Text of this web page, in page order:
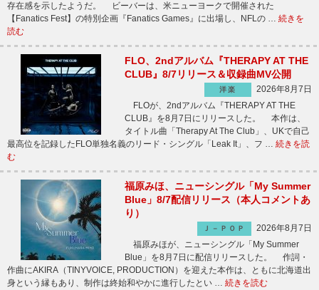
存在感を示したようだ。 ビーバーは、米ニューヨークで開催された
【Fanatics Fest】の特別企画『Fanatics Games』に出場し、NFLの … 続きを
読む
FLO、2ndアルバム『THERAPY AT THE
CLUB』8/7リリース＆収録曲MV公開
洋楽
2026年8月7日
FLOが、2ndアルバム『THERAPY AT THE
CLUB』を8月7日にリリースした。 本作は、
タイトル曲「Therapy At The Club」、UKで自己
最高位を記録したFLO単独名義のリード・シングル「Leak It」、フ … 続きを読
む
福原みほ、ニューシングル「My Summer
Blue」8/7配信リリース（本人コメントあ
り）
Ｊ－ＰＯＰ
2026年8月7日
福原みほが、ニューシングル「My Summer
Blue」を8月7日に配信リリースした。 作詞・
作曲にAKIRA（TINYVOICE, PRODUCTION）を迎えた本作は、ともに北海道出
身という縁もあり、制作は終始和やかに進行したとい … 続きを読む